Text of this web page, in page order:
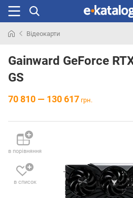
раніше
Відеокарти
Gainward GeForce
GS
70 810 — 130 617 грн.
в порівняння
в список